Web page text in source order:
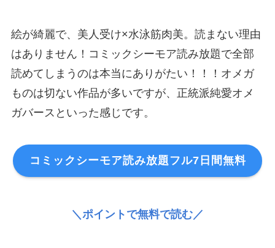
絵が綺麗で、美人受け×水泳筋肉美。読まない理由
はありません！コミックシーモア読み放題で全部
読めてしまうのは本当にありがたい！！！オメガ
ものは切ない作品が多いですが、正統派純愛オメ
ガバースといった感じです。
コミックシーモア読み放題フル7日間無料
＼ポイントで無料で読む／